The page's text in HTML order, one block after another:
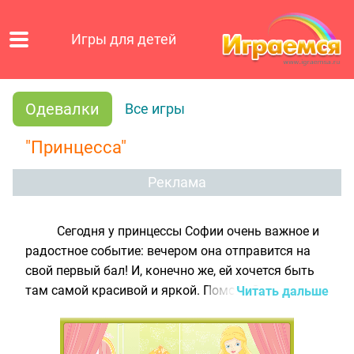
Игры для детей
Одевалки Все игры
"Принцесса"
Реклама
Сегодня у принцессы Софии очень важное и
радостное событие: вечером она отправится на
свой первый бал! И, конечно же, ей хочется быть
там самой красивой и яркой. Помоги Софии
Подбери для неё роскошное бальное платье и
различные аксессуары и украшения, придай
Читать дальше